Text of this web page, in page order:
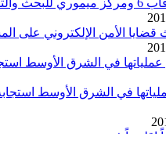
اليابان
قضايا الأمن الإلكتروني على
في الشرق الأوسط
إقليمياً في دبي